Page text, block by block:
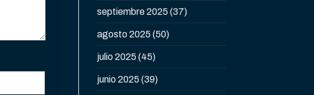
septiembre 2025 (37)
agosto 2025 (50)
julio 2025 (45)
junio 2025 (39)